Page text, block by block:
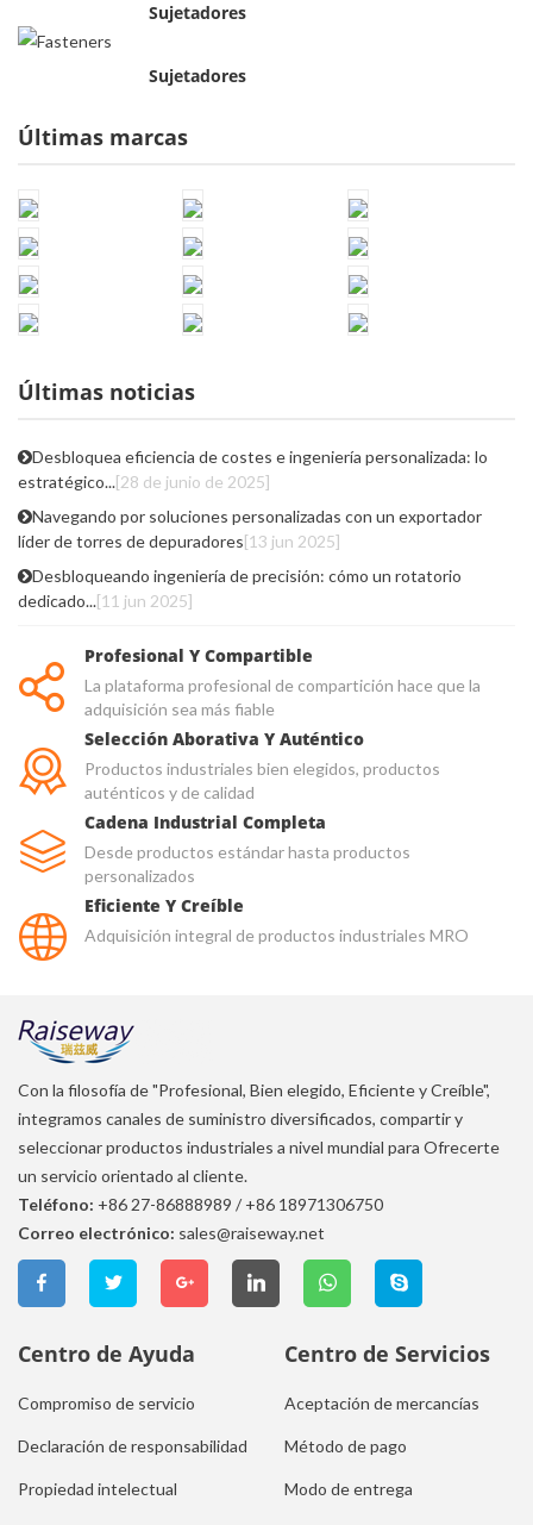
Sujetadores
Sujetadores
Últimas marcas
Últimas noticias
Desbloquea eficiencia de costes e ingeniería personalizada: lo
estratégico...[28 de junio de 2025]
Navegando por soluciones personalizadas con un exportador
líder de torres de depuradores[13 jun 2025]
Desbloqueando ingeniería de precisión: cómo un rotatorio
dedicado...[11 jun 2025]
Profesional Y Compartible
La plataforma profesional de compartición hace que la
adquisición sea más fiable
Selección Aborativa Y Auténtico
Productos industriales bien elegidos, productos
auténticos y de calidad
Cadena Industrial Completa
Desde productos estándar hasta productos
personalizados
Eficiente Y Creíble
Adquisición integral de productos industriales MRO
Con la filosofía de "Profesional, Bien elegido, Eficiente y Creíble",
integramos canales de suministro diversificados, compartir y
seleccionar productos industriales a nivel mundial para Ofrecerte
un servicio orientado al cliente.
Teléfono: +86 27-86888989 / +86 18971306750
Correo electrónico: sales@raiseway.net
Centro de Ayuda
Compromiso de servicio
Declaración de responsabilidad
Propiedad intelectual
Centro de Servicios
Aceptación de mercancías
Método de pago
Modo de entrega